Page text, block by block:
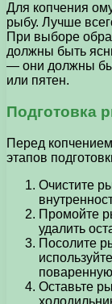
Для копчения
рыбу. Лучше
При выборе
должны быть
— они должны
или пятен.
Подготовка
Перед
этапов
Очистите
Промойте
удалить
Посолите
Оставьте